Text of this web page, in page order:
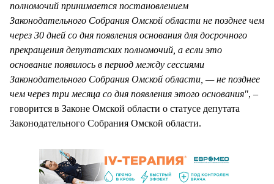
полномочий принимается постановлением
Законодательного Собрания Омской области не позднее чем
через 30 дней со дня появления основания для досрочного
прекращения депутатских полномочий, а если это
основание появилось в период между сессиями
Законодательного Собрания Омской области, — не позднее
чем через три месяца со дня появления этого основания", –
говорится в Законе Омской области о статусе депутата
Законодательного Собрания Омской области.